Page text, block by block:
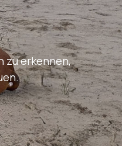
zu erkennen,